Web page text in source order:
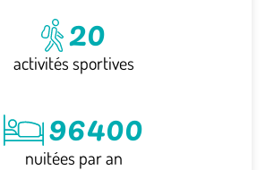
20
activités sportives
96400
nuitées par an